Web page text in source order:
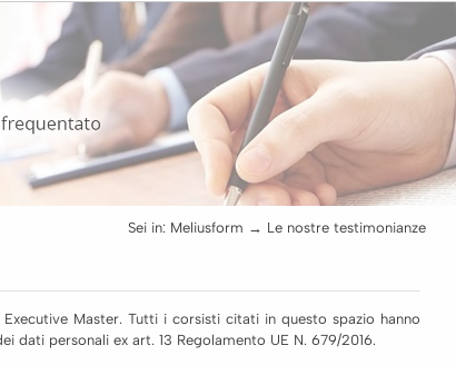
Sei in: Meliusform → Le nostre testimonianze
Master. Tutti i corsisti citati in questo spazio hanno
personali ex art. 13 Regolamento UE N. 679/2016.